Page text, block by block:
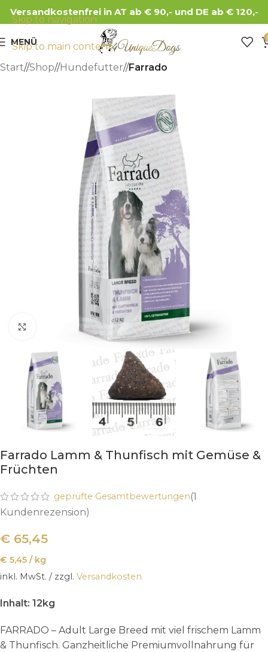
Skip to navigation
Skip to main content
Versandkostenfrei in AT ab € 90,- und DE ab € 120,-
MENÜ
Start/ Shop/ Hundefutter/ Farrado
Klick zum Vergrößern
Farrado Lamm & Thunfisch mit Gemüse &
Früchten
geprüfte Gesamtbewertungen(1
Kundenrezension)
€ 65,45
€ 5,45 / kg
inkl. MwSt. / zzgl. Versandkosten
Inhalt: 12kg
FARRADO – Adult Large Breed mit viel frischem Lamm
& Thunfisch. Ganzheitliche Premiumvollnahrung für